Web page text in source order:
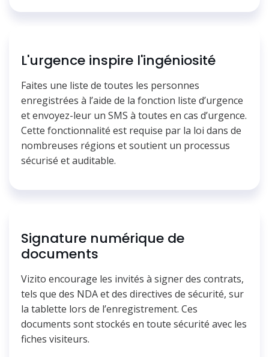
L'urgence inspire l'ingéniosité
Faites une liste de toutes les personnes
enregistrées à l’aide de la fonction liste d’urgence
et envoyez-leur un SMS à toutes en cas d’urgence.
Cette fonctionnalité est requise par la loi dans de
nombreuses régions et soutient un processus
sécurisé et auditable.
Signature numérique de
documents
Vizito encourage les invités à signer des contrats,
tels que des NDA et des directives de sécurité, sur
la tablette lors de l’enregistrement. Ces
documents sont stockés en toute sécurité avec les
fiches visiteurs.